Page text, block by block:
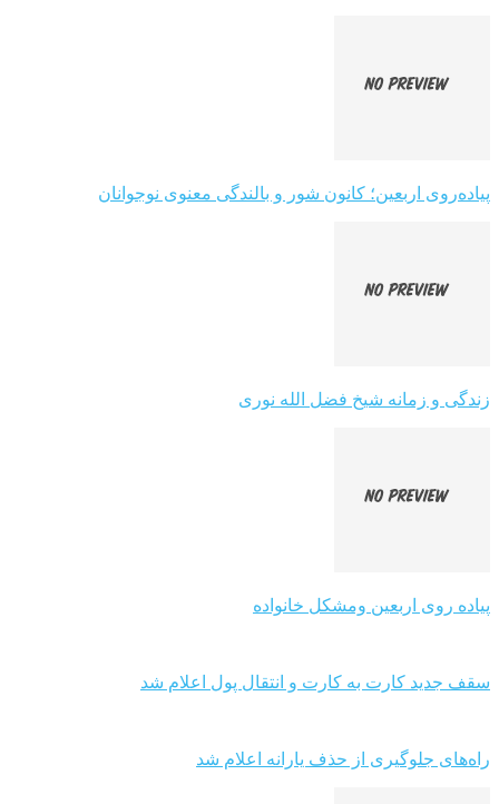
پیاده‌روی اربعین؛ کانون شور و بالندگی معنوی نوجوانان
زندگی و زمانه شیخ فضل الله نوری
پیاده روی اربعین ومشکل خانواده
سقف جدید کارت به کارت و انتقال پول اعلام شد
راه‌های جلوگیری از حذف یارانه اعلام شد